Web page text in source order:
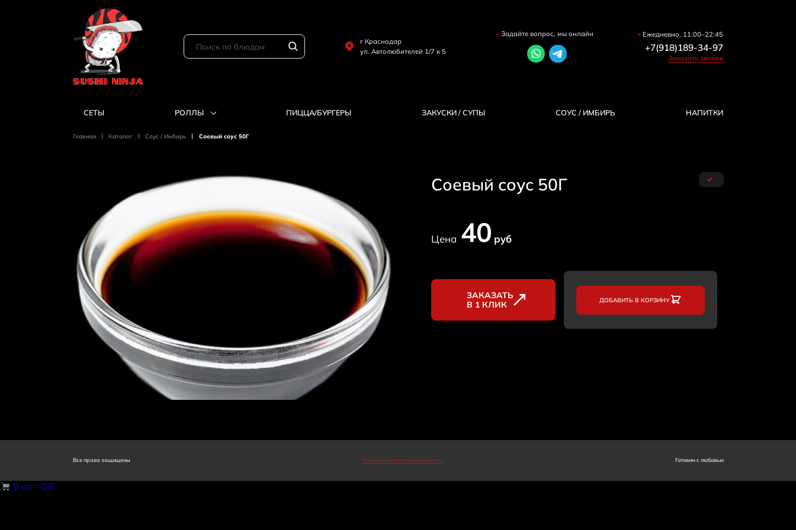
г Краснодар
ул. Автолюбителей 1/7 к 5
Задайте вопрос, мы онлайн Ежедневно, 11:00–22:45
+7(918)189-34-97
Заказать звонок
СЕТЫ РОЛЛЫ ПИЦЦА/БУРГЕРЫ ЗАКУСКИ / СУПЫ COУС / ИМБИРЬ HAПИТКИ
Главная Каталог Coус / Имбирь Соевый соус 50Г
Соевый соус 50Г
Цена 40 руб
ЗАКАЗАТЬ
В 1 КЛИК
ДОБАВИТЬ В КОРЗИНУ
Все права защищены Политика конфиденциальности Готовим с любовью
0 шт ·0 ₽